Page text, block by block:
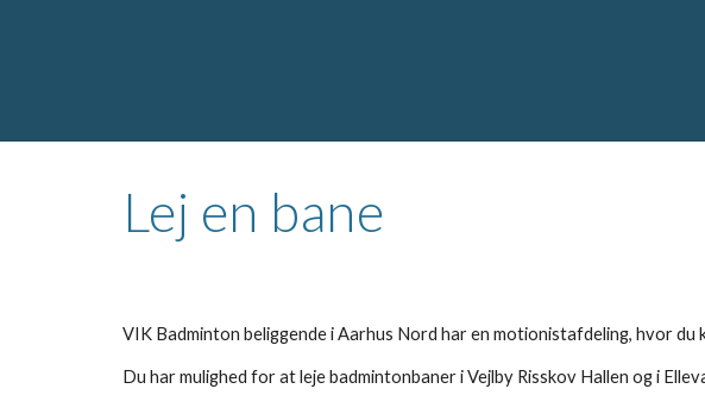
Lej en bane
VIK Badminton beliggende i Aarhus Nord har en motionistafdeling, hvor
Du har mulighed for at leje badmintonbaner i Vejlby Risskov Hallen og i